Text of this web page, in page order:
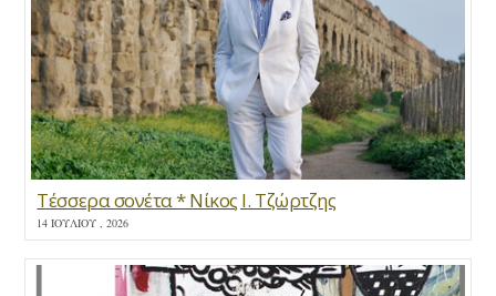
Τέσσερα σονέτα * Νίκος Ι. Τζώρτζης
14 ΙΟΥΛΊΟΥ , 2026